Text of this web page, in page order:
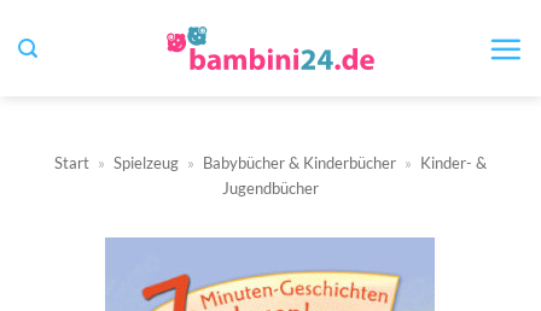
Inhalt
Start » Spielzeug » Babybücher & Kinderbücher » Kinder- &
Jugendbücher